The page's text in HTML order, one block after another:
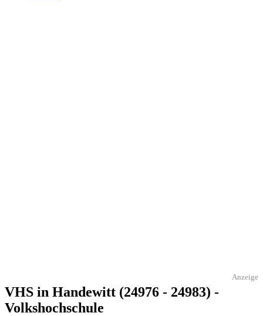
Anzeige
VHS in Handewitt (24976 - 24983) -
Volkshochschule